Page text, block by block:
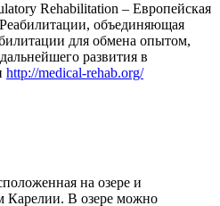
Rehabilitation – Европейская
объединяющая
для обмена опытом,
развития в
http://medical-rehab.org/
на озере и
Карелии. В озере можно